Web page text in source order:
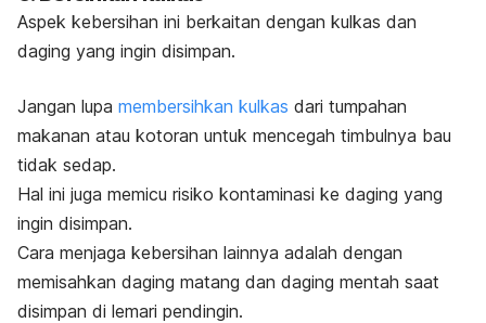
Aspek kebersihan ini berkaitan dengan kulkas dan
daging yang ingin disimpan.
Jangan lupa membersihkan kulkas dari tumpahan
makanan atau kotoran untuk mencegah timbulnya bau
tidak sedap.
Hal ini juga memicu risiko kontaminasi ke daging yang
ingin disimpan.
Cara menjaga kebersihan lainnya adalah dengan
memisahkan daging matang dan daging mentah saat
disimpan di lemari pendingin.